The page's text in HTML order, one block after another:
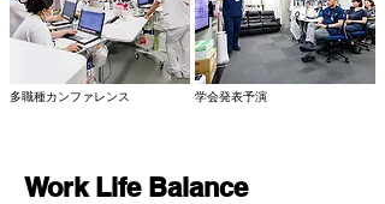
多職種カンファレンス 学会発表予演
Work Life Balance